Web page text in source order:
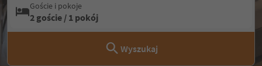
Goście i pokoje
2 goście / 1 pokój
Wyszukaj